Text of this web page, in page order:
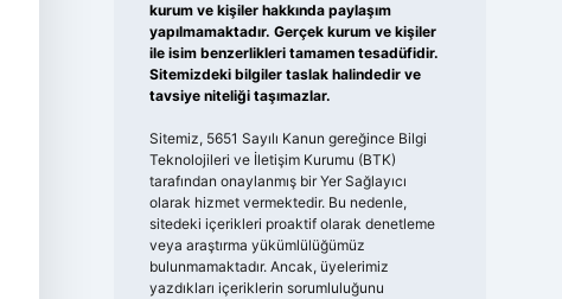
kurum ve kişiler hakkında paylaşım
yapılmamaktadır. Gerçek kurum ve kişiler
ile isim benzerlikleri tamamen tesadüfidir.
Sitemizdeki bilgiler taslak halindedir ve
tavsiye niteliği taşımazlar.
Sitemiz, 5651 Sayılı Kanun gereğince Bilgi
Teknolojileri ve İletişim Kurumu (BTK)
tarafından onaylanmış bir Yer Sağlayıcı
olarak hizmet vermektedir. Bu nedenle,
sitedeki içerikleri proaktif olarak denetleme
veya araştırma yükümlülüğümüz
bulunmamaktadır. Ancak, üyelerimiz
yazdıkları içeriklerin sorumluluğunu